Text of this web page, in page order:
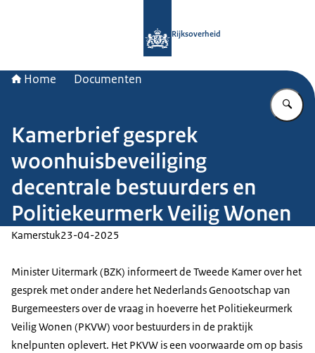
Rijksoverheid
Home Documenten
Kamerbrief gesprek
woonhuisbeveiliging
decentrale bestuurders en
Politiekeurmerk Veilig Wonen
Kamerstuk23-04-2025
Minister Uitermark (BZK) informeert de Tweede Kamer over het
gesprek met onder andere het Nederlands Genootschap van
Burgemeesters over de vraag in hoeverre het Politiekeurmerk
Veilig Wonen (PKVW) voor bestuurders in de praktijk
knelpunten oplevert. Het PKVW is een voorwaarde om op basis